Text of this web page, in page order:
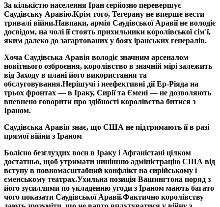
За кількістю населення Іран серйозно перевершує
Саудівську Аравію.Крім того, Тегерану не вперше вести
тривалі війни.Навпаки, армія Саудівської Аравії не володіє
досвідом, на чолі її стоять прихильники королівської сім'ї,
яким далеко до загартованих у боях іранських генералів.
Хоча Саудівська Аравія володіє значним арсеналом
новітнього озброєння, королівство в значній мірі залежить
від Заходу в плані його використання та
обслуговування.Нерішучі і неефективні дії Ер-Ріяда на
трьох фронтах — в Іраку, Сирії та Ємені — не дозволяють
впевнено говорити про здібності королівства битися з
Іраном.
Саудівська Аравія знає, що США не підтримають її в разі
прямої війни з Іраном
Болісно безглуздих воєн в Іраку і Афганістані цілком
достатньо, щоб утримати нинішню адміністрацію США від
вступу в повномасштабний конфлікт на сирійському і
єменському театрах.Ухильна позиція Вашингтона поряд з
його зусиллями по укладенню угоди з Іраном мають багато
чого показати Саудівської Аравії.Фактично королівству